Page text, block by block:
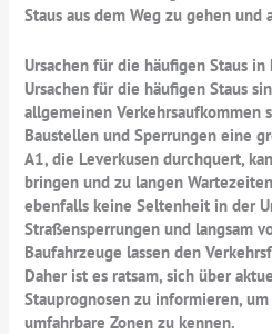
Staus aus dem Weg zu gehen
Ursachen für die häufigen Staus in
Ursachen für die häufigen Staus
allgemeinen Verkehrsaufkommen
Baustellen und Sperrungen eine
A1, die Leverkusen durchquert,
bringen und zu langen
ebenfalls keine Seltenheit in der
Straßensperrungen und langsam
Baufahrzeuge lassen den
Daher ist es ratsam, sich über
Stauprognosen zu informieren,
umfahrbare Zonen zu kennen.